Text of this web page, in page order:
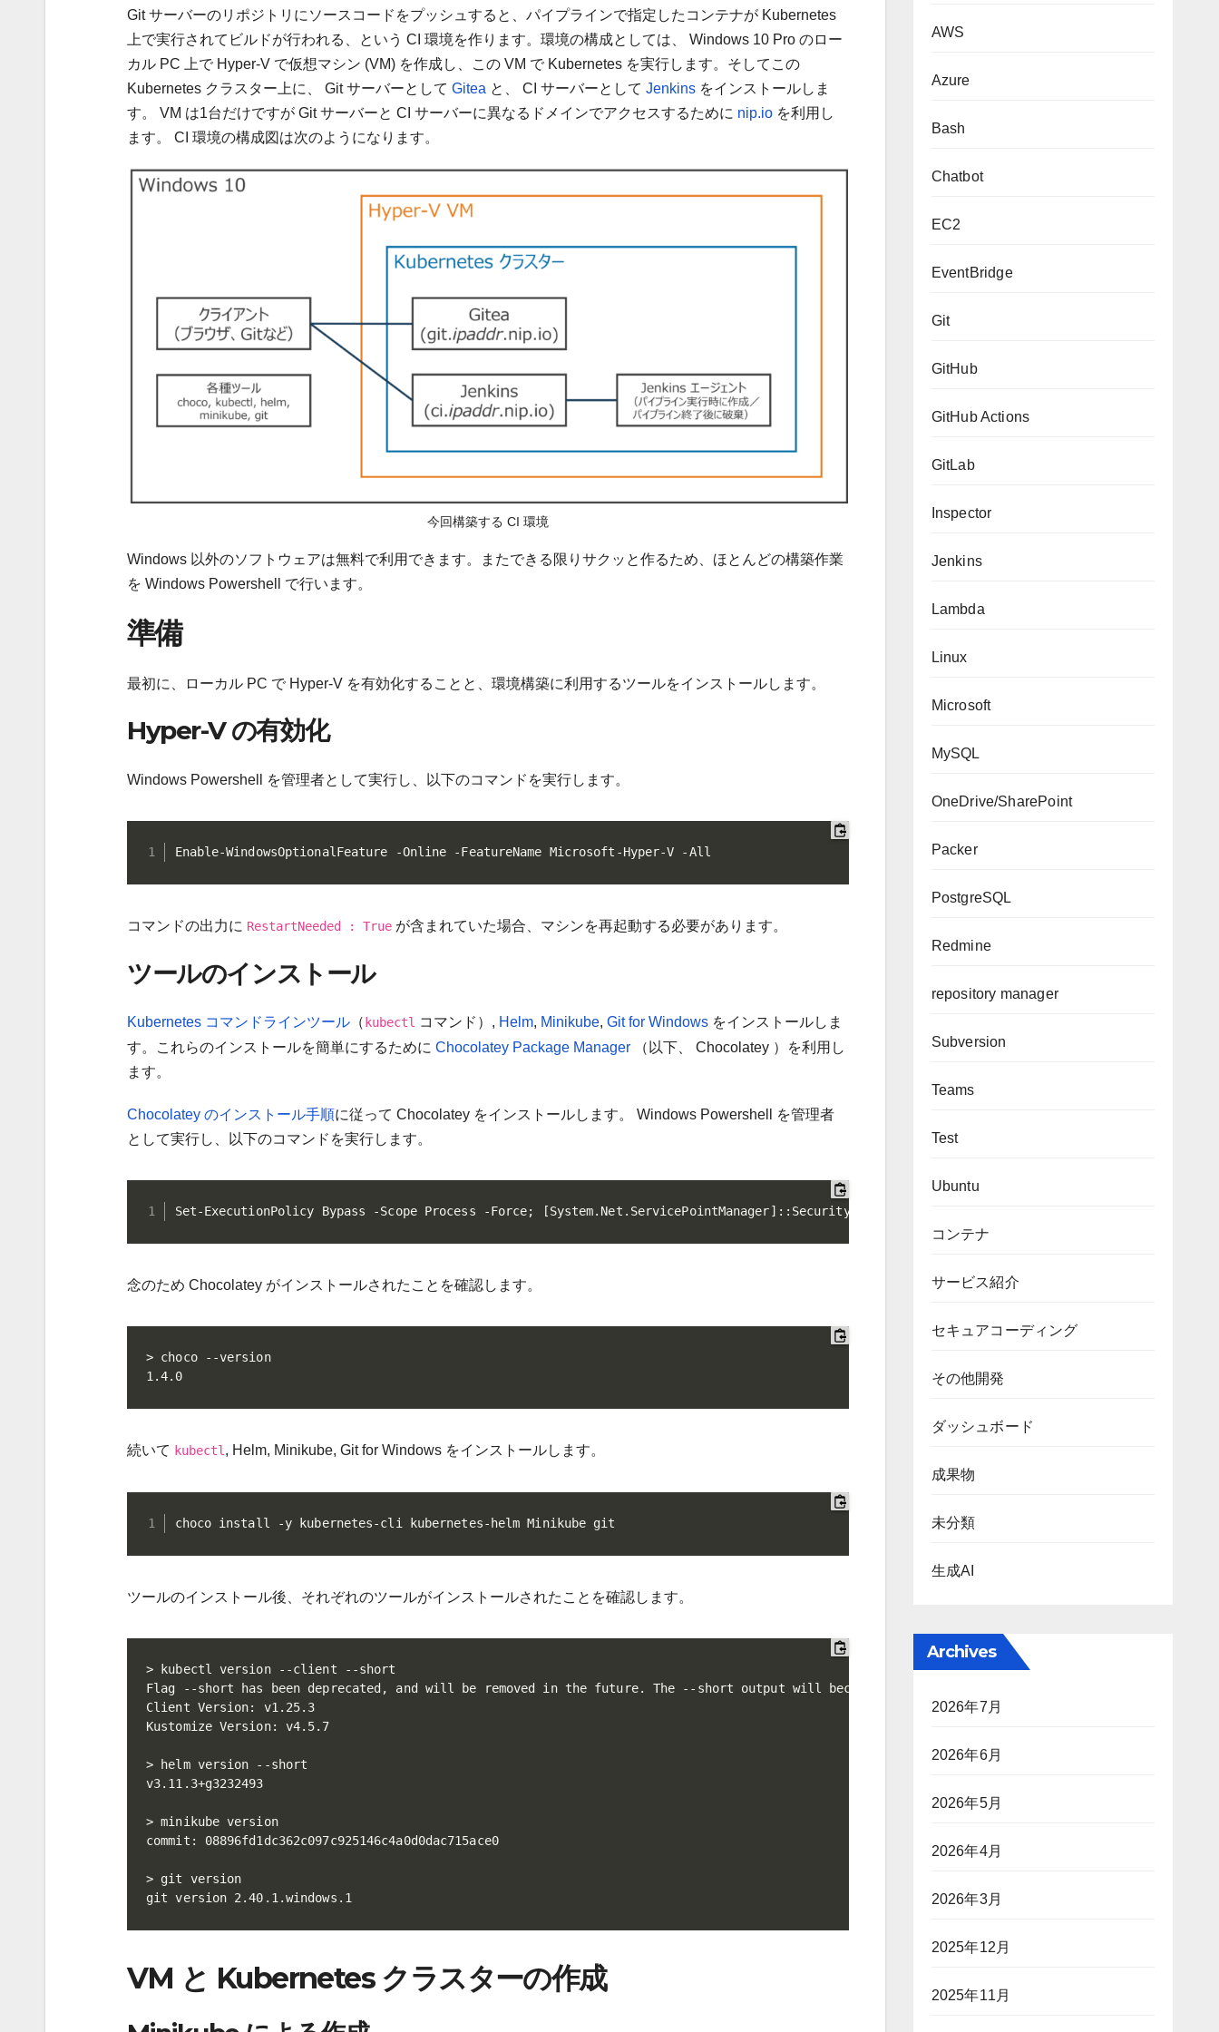
Git サーバーのリポジトリにソースコードをプッシュすると、パイプラインで指定したコンテナが Kubernetes
上で実行されてビルドが行われる、という CI 環境を作ります。環境の構成としては、 Windows 10 Pro のロー
カル PC 上で Hyper-V で仮想マシン (VM) を作成し、この VM で Kubernetes を実行します。そしてこの
Kubernetes クラスター上に、 Git サーバーとして Gitea と、 CI サーバーとして Jenkins をインストールしま
す。 VM は1台だけですが Git サーバーと CI サーバーに異なるドメインでアクセスするために nip.io を利用し
ます。 CI 環境の構成図は次のようになります。
今回構築する CI 環境
Windows 以外のソフトウェアは無料で利用できます。またできる限りサクッと作るため、ほとんどの構築作業
を Windows Powershell で行います。
準備
最初に、ローカル PC で Hyper-V を有効化することと、環境構築に利用するツールをインストールします。
Hyper-V の有効化
Windows Powershell を管理者として実行し、以下のコマンドを実行します。
Enable-WindowsOptionalFeature -Online -FeatureName Microsoft-Hyper-V -All
コマンドの出力に RestartNeeded : True が含まれていた場合、マシンを再起動する必要があります。
ツールのインストール
Kubernetes コマンドラインツール （ kubectl コマンド）, Helm, Minikube, Git for Windows をインストールしま
す。これらのインストールを簡単にするために Chocolatey Package Manager （以下、 Chocolatey ）を利用し
ます。
Chocolatey のインストール手順に従って Chocolatey をインストールします。 Windows Powershell を管理者
として実行し、以下のコマンドを実行します。
Set-ExecutionPolicy Bypass -Scope Process -Force; [System.Net.ServicePointManager]::SecurityProtocol =
念のため Chocolatey がインストールされたことを確認します。
> choco --version
1.4.0
続いて kubectl , Helm, Minikube, Git for Windows をインストールします。
choco install -y kubernetes-cli kubernetes-helm Minikube git
ツールのインストール後、それぞれのツールがインストールされたことを確認します。
> kubectl version --client --short
Flag --short has been deprecated, and will be removed in the future. The --short output will become the default.
Client Version: v1.25.3
Kustomize Version: v4.5.7
> helm version --short
v3.11.3+g3232493
> minikube version
commit: 08896fd1dc362c097c925146c4a0d0dac715ace0
> git version
git version 2.40.1.windows.1
VM と Kubernetes クラスターの作成
AWS
Azure
Bash
Chatbot
EC2
EventBridge
Git
GitHub
GitHub Actions
GitLab
Inspector
Jenkins
Lambda
Linux
Microsoft
MySQL
OneDrive/SharePoint
Packer
PostgreSQL
Redmine
repository manager
Subversion
Teams
Test
Ubuntu
コンテナ
サービス紹介
セキュアコーディング
その他開発
ダッシュボード
成果物
未分類
生成AI
Archives
2026年7月
2026年6月
2026年5月
2026年4月
2026年3月
2025年12月
2025年11月